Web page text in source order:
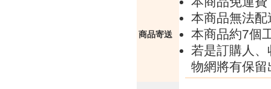
商品寄送
本商品無法配
本商品約7個
若是訂購人
物網將有保